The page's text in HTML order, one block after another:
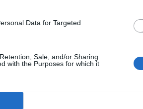
Data for Targeted
Sale, and/or Sharing
with the Purposes for which it
dagli
La saga degli